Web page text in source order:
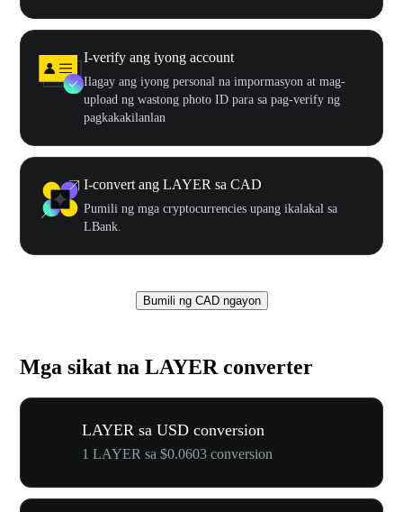
I-verify ang iyong account
Ilagay ang iyong personal na impormasyon at mag-
upload ng wastong photo ID para sa pag-verify ng
pagkakakilanlan
I-convert ang LAYER sa CAD
Pumili ng mga cryptocurrencies upang ikalakal sa
LBank.
Bumili ng CAD ngayon
Mga sikat na LAYER converter
LAYER sa USD conversion
1 LAYER sa $0.0603 conversion